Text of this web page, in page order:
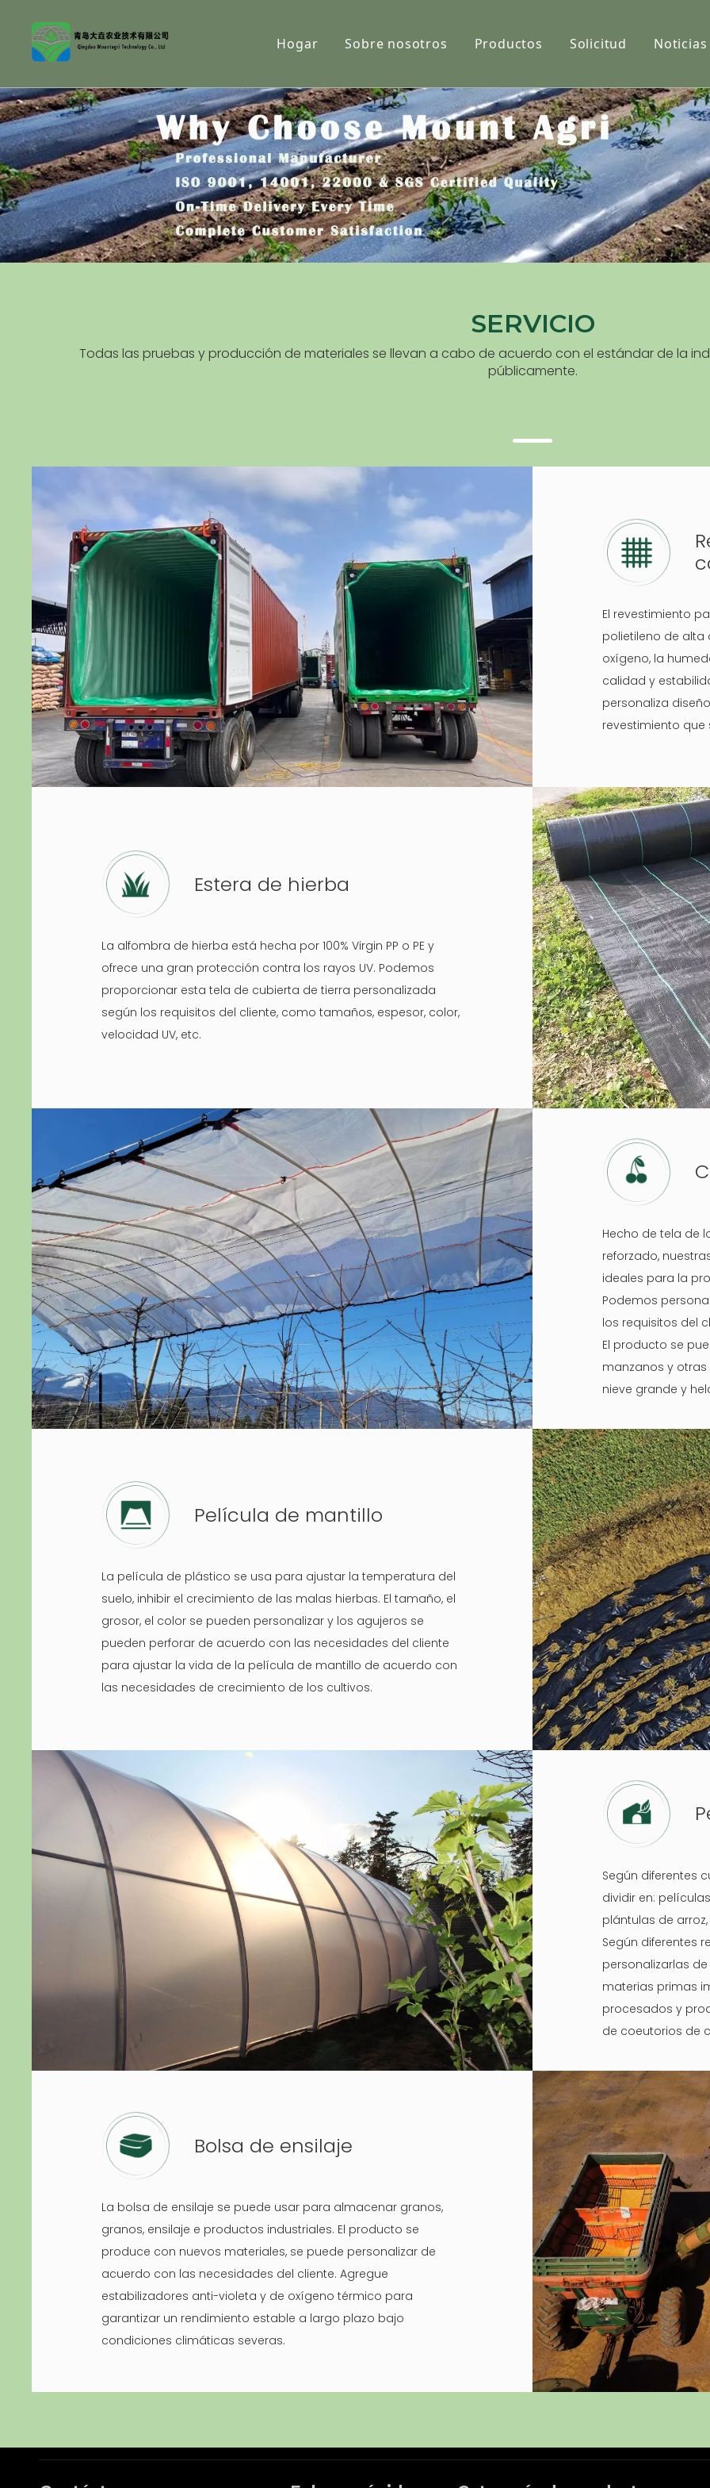
Hogar Sobre nosotros Productos
Tela
Net
Solicitud Noticias
SERVICIO
Todas las pruebas y producción de materiales se llevan a cabo de acuerdo con el estándar de la
públicamente.
El revestimiento
polietileno de alta
oxígeno, la
calidad y
personaliza
revestimiento que
Estera de hierba
La alfombra de hierba está hecha por 100% Virgin PP o PE y
ofrece una gran protección contra los rayos UV. Podemos
proporcionar esta tela de cubierta de tierra personalizada
según los requisitos del cliente, como tamaños, espesor, color,
velocidad UV, etc.
Hecho de tela de
reforzado,
ideales para la
Podemos
los requisitos del
El producto se
manzanos y
nieve grande y
Película de mantillo
La película de plástico se usa para ajustar la temperatura del
suelo, inhibir el crecimiento de las malas hierbas. El tamaño, el
grosor, el color se pueden personalizar y los agujeros se
pueden perforar de acuerdo con las necesidades del cliente
para ajustar la vida de la película de mantillo de acuerdo con
las necesidades de crecimiento de los cultivos.
Según diferentes
dividir en:
plántulas de
Según diferentes
personalizarlas
materias primas
procesados ​​y
de coeutorios de
Bolsa de ensilaje
La bolsa de ensilaje se puede usar para almacenar granos,
granos, ensilaje e productos industriales. El producto se
produce con nuevos materiales, se puede personalizar de
acuerdo con las necesidades del cliente. Agregue
estabilizadores anti-violeta y de oxígeno térmico para
garantizar un rendimiento estable a largo plazo bajo
condiciones climáticas severas.